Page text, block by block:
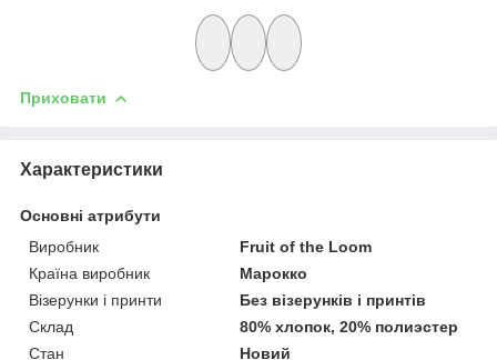
Приховати
Характеристики
Основні атрибути
Виробник
Fruit of the Loom
Країна виробник
Марокко
Візерунки і принти
Без візерунків і принтів
Склад
80% хлопок, 20% полиэстер
Стан
Новий